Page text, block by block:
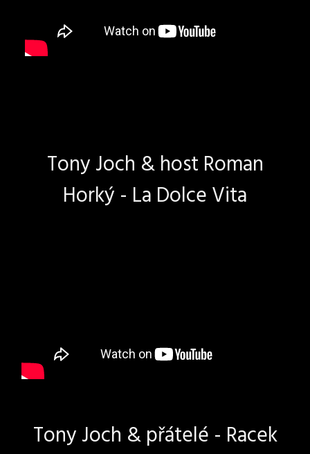
Tony Joch & host Roman
Horký - La Dolce Vita
Tony Joch & přátelé - Racek